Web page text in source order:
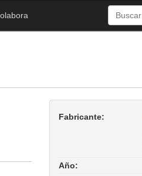
Fabricante:
Año: